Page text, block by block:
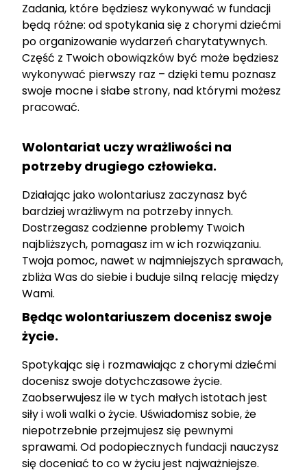
Zadania, które będziesz wykonywać w fundacji
będą różne: od spotykania się z chorymi dziećmi
po organizowanie wydarzeń charytatywnych.
Część z Twoich obowiązków być może będziesz
wykonywać pierwszy raz – dzięki temu poznasz
swoje mocne i słabe strony, nad którymi możesz
pracować.
Wolontariat uczy wrażliwości na
potrzeby drugiego człowieka.
Działając jako wolontariusz zaczynasz być
bardziej wrażliwym na potrzeby innych.
Dostrzegasz codzienne problemy Twoich
najbliższych, pomagasz im w ich rozwiązaniu.
Twoja pomoc, nawet w najmniejszych sprawach,
zbliża Was do siebie i buduje silną relację między
Wami.
Będąc wolontariuszem docenisz swoje
życie.
Spotykając się i rozmawiając z chorymi dziećmi
docenisz swoje dotychczasowe życie.
Zaobserwujesz ile w tych małych istotach jest
siły i woli walki o życie. Uświadomisz sobie, że
niepotrzebnie przejmujesz się pewnymi
sprawami. Od podopiecznych fundacji nauczysz
się doceniać to co w życiu jest najważniejsze.